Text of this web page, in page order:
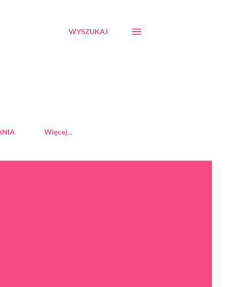
WYSZUKAJ
Więcej…